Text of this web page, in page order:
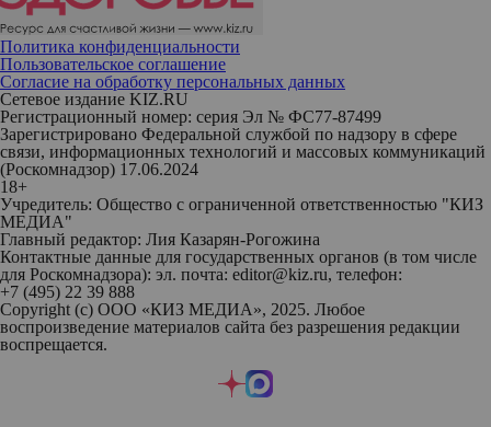
Политика конфиденциальности
Пользовательское соглашение
Согласие на обработку персональных данных
Сетевое издание KIZ.RU
Регистрационный номер: серия Эл № ФС77-87499
Зарегистрировано Федеральной службой по надзору в сфере
связи, информационных технологий и массовых коммуникаций
(Роскомнадзор) 17.06.2024
18+
Учредитель: Общество с ограниченной ответственностью "КИЗ
МЕДИА"
Главный редактор: Лия Казарян-Рогожина
Контактные данные для государственных органов (в том числе
для Роскомнадзора): эл. почта: editor@kiz.ru, телефон:
+7 (495) 22 39 888
Copyright (с) ООО «КИЗ МЕДИА», 2025. Любое
воспроизведение материалов сайта без разрешения редакции
воспрещается.